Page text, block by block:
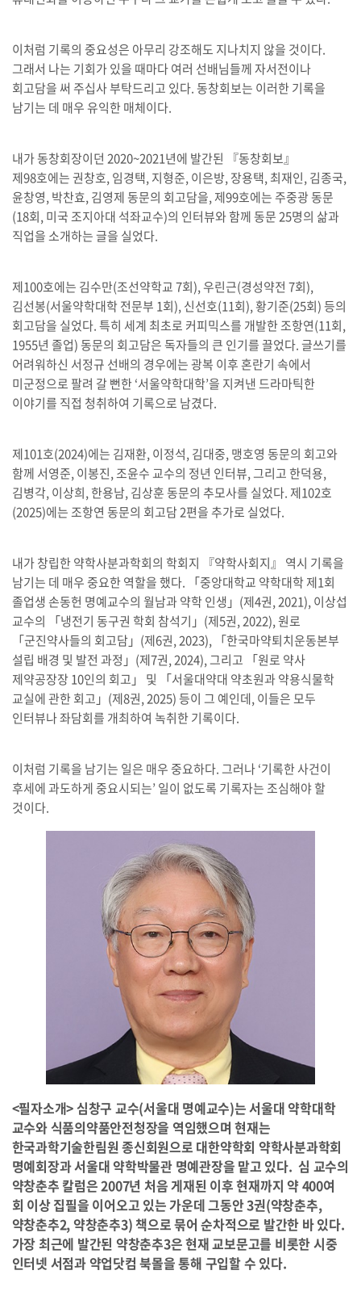
이처럼 기록의 중요성은 아무리 강조해도 지나치지 않을 것이다.
그래서 나는 기회가 있을 때마다 여러 선배님들께 자서전이나
회고담을 써 주십사 부탁드리고 있다. 동창회보는 이러한 기록을
남기는 데 매우 유익한 매체이다.
내가 동창회장이던 2020~2021년에 발간된 『동창회보』
제98호에는 권창호, 임경택, 지형준, 이은방, 장용택, 최재인, 김종국,
윤창영, 박찬효, 김영제 동문의 회고담을, 제99호에는 주중광 동문
(18회, 미국 조지아대 석좌교수)의 인터뷰와 함께 동문 25명의 삶과
직업을 소개하는 글을 실었다.
제100호에는 김수만(조선약학교 7회), 우린근(경성약전 7회),
김선봉(서울약학대학 전문부 1회), 신선호(11회), 황기준(25회) 등의
회고담을 실었다. 특히 세계 최초로 커피믹스를 개발한 조항연(11회,
1955년 졸업) 동문의 회고담은 독자들의 큰 인기를 끌었다. 글쓰기를
어려워하신 서정규 선배의 경우에는 광복 이후 혼란기 속에서
미군정으로 팔려 갈 뻔한 ‘서울약학대학’을 지켜낸 드라마틱한
이야기를 직접 청취하여 기록으로 남겼다.
제101호(2024)에는 김재환, 이정석, 김대중, 맹호영 동문의 회고와
함께 서영준, 이봉진, 조윤수 교수의 정년 인터뷰, 그리고 한덕용,
김병각, 이상희, 한용남, 김상훈 동문의 추모사를 실었다. 제102호
(2025)에는 조항연 동문의 회고담 2편을 추가로 실었다.
내가 창립한 약학사분과학회의 학회지 『약학사회지』 역시 기록을
남기는 데 매우 중요한 역할을 했다. 「중앙대학교 약학대학 제1회
졸업생 손동헌 명예교수의 월남과 약학 인생」(제4권, 2021), 이상섭
교수의 「냉전기 동구권 학회 참석기」(제5권, 2022), 원로
「군진약사들의 회고담」(제6권, 2023), 「한국마약퇴치운동본부
설립 배경 및 발전 과정」(제7권, 2024), 그리고 「원로 약사
제약공장장 10인의 회고」 및 「서울대약대 약초원과 약용식물학
교실에 관한 회고」(제8권, 2025) 등이 그 예인데, 이들은 모두
인터뷰나 좌담회를 개최하여 녹취한 기록이다.
이처럼 기록을 남기는 일은 매우 중요하다. 그러나 ‘기록한 사건이
후세에 과도하게 중요시되는’ 일이 없도록 기록자는 조심해야 할
것이다.
<필자소개> 심창구 교수(서울대 명예교수)는 서울대 약학대학
교수와 식품의약품안전청장을 역임했으며 현재는
한국과학기술한림원 종신회원으로 대한약학회 약학사분과학회
명예회장과 서울대 약학박물관 명예관장을 맡고 있다. 심 교수의
약창춘추 칼럼은 2007년 처음 게재된 이후 현재까지 약 400여
회 이상 집필을 이어오고 있는 가운데 그동안 3권(약창춘추,
약창춘추2, 약창춘추3) 책으로 묶어 순차적으로 발간한 바 있다.
가장 최근에 발간된 약창춘추3은 현재 교보문고를 비롯한 시중
인터넷 서점과 약업닷컴 북몰을 통해 구입할 수 있다.